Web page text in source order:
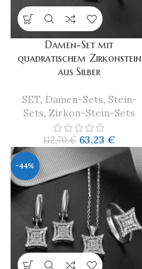
Damen-Set mit
quadratischem Zirkonstein
aus Silber
SET, Damen-Sets, Stein-
Sets, Zirkon-Stein-Sets
112,70€ 63,23 €
-44%